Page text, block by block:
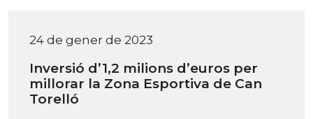
24 de gener de 2023
Inversió d’1,2 milions d’euros per
millorar la Zona Esportiva de Can
Torelló